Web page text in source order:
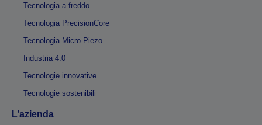
Tecnologia a freddo
Tecnologia PrecisionCore
Tecnologia Micro Piezo
Industria 4.0
Tecnologie innovative
Tecnologie sostenibili
L’azienda